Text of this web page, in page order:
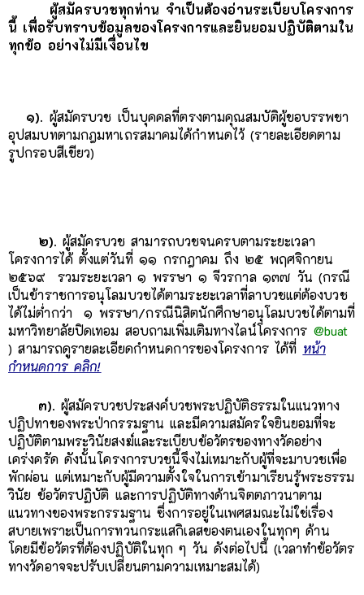
ผู้สมัครบวชทุกท่าน จำเป็นต้องอ่านระเบียบโครงการ
นี้ เพื่อรับทราบข้อมูลของโครงการและยินยอมปฏิบัติตามใน
ทุกข้อ อย่างไม่มีเงื่อนไข
๑). ผู้สมัครบวช เป็นบุคคลที่ตรงตามคุณสมบัติผู้ขอบรรพชา
อุปสมบทตามกฎมหาเถรสมาคมได้กำหนดไว้ (รายละเอียดตาม
รูปกรอบสีเขียว)
๒).ผู้สมัครบวช สามารถบวชจนครบตามระยะเวลา
โครงการได้ ตั้งแต่วันที่ ๑๑ กรกฎาคม ถึง ๒๕ พฤศจิกายน
๒๕๖๙ รวมระยะเวลา ๑ พรรษา ๑ จีวรกาล ๑๓๗ วัน (กรณี
เป็นข้าราชการอนุโลมบวชได้ตามระยะเวลาที่ลาบวชแต่ต้องบวช
ได้ไม่ต่ำกว่า ๑ พรรษา/กรณีนิสิตนักศึกษาอนุโลมบวชได้ตามที่
มหาวิทยาลัยปิดเทอม สอบถามเพิ่มเติมทางไลน์โครงการ @buat
) สามารถดูรายละเอียดกำหนดการของโครงการ ได้ที่ หน้า
กำหนดการ คลิก!
๓).ผู้สมัครบวชประสงค์บวชพระปฏิบัติธรรมในแนวทาง
ปฏิปทาของพระป่ากรรมฐาน และมีความสมัครใจยินยอมที่จะ
ปฏิบัติตามพระวินัยสงฆ์และระเบียบข้อวัตรของทางวัดอย่าง
เคร่งครัด ดังนั้นโครงการบวชนี้จึงไม่เหมาะกับผู้ที่จะมาบวชเพื่อ
พักผ่อน แต่เหมาะกับผู้มีความตั้งใจในการเข้ามาเรียนรู้พระธรรม
วินัย ข้อวัตรปฏิบัติ และการปฏิบัติทางด้านจิตตภาวนาตาม
แนวทางของพระกรรมฐาน ซึ่งการอยู่ในเพศสมณะไม่ใช่เรื่อง
สบายเพราะเป็นการทวนกระแสกิเลสของตนเองในทุกๆ ด้าน
โดยมีข้อวัตรที่ต้องปฏิบัติในทุก ๆ วัน ดังต่อไปนี้ (เวลาทำข้อวัตร
ทางวัดอาจจะปรับเปลี่ยนตามความเหมาะสมได้)